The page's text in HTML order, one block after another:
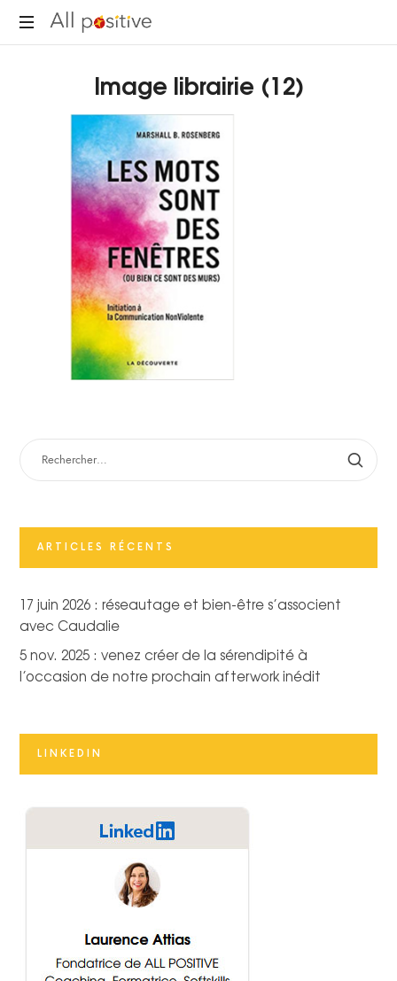
All
réinventer."
Image librairie (12)
RECHERCHER :
ARTICLES RÉCENTS
17 juin 2026 : réseautage et bien-être s’associent
avec Caudalie
5 nov. 2025 : venez créer de la sérendipité à
l’occasion de notre prochain afterwork inédit
LINKEDIN